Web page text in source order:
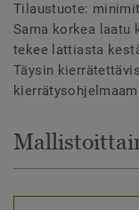
Tilaustuote:
Sama korkea laatu
tekee lattiasta
Täysin